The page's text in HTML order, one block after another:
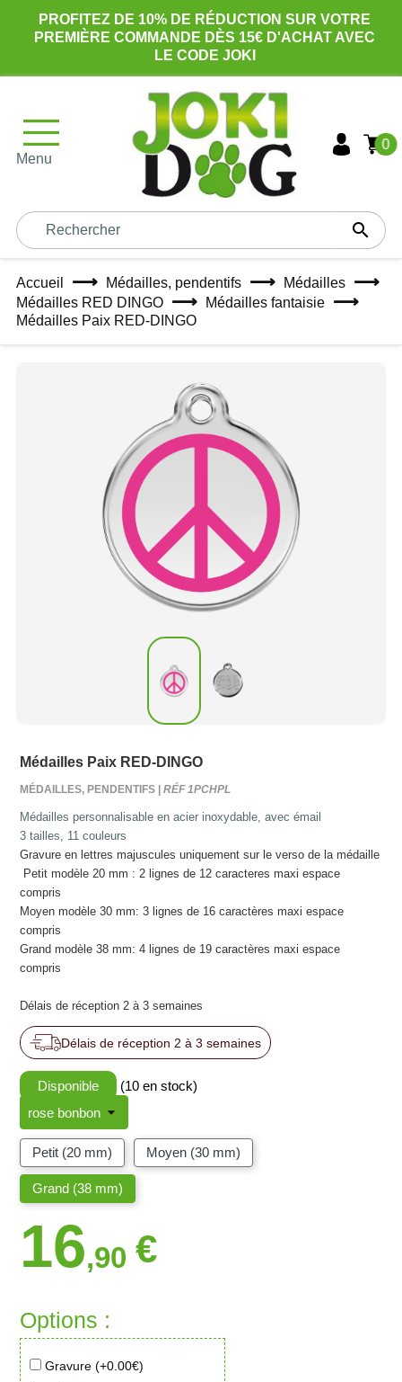
PROFITEZ DE 10% DE RÉDUCTION SUR VOTRE
PREMIÈRE COMMANDE DÈS 15€ D'ACHAT AVEC
LE CODE JOKI
Menu

0
Accueil Médailles, pendentifs
Médailles
Médailles RED DINGO
Médailles fantaisie
Médailles Paix RED-DINGO
Médailles Paix RED-DINGO
MÉDAILLES, PENDENTIFS | RÉF 1PCHPL
Médailles personnalisable en acier inoxydable, avec émail
3 tailles, 11 couleurs
Gravure en lettres majuscules uniquement sur le verso de la médaille
Petit modèle 20 mm : 2 lignes de 12 caracteres maxi espace
compris
Moyen modèle 30 mm: 3 lignes de 16 caractères maxi espace
compris
Grand modèle 38 mm: 4 lignes de 19 caractères maxi espace
compris
Délais de réception 2 à 3 semaines
Délais de réception 2 à 3 semaines
Disponible (10 en stock)
Petit (20 mm) Moyen (30 mm)
Grand (38 mm)
16,90 €
Options :
Gravure (+0.00€)